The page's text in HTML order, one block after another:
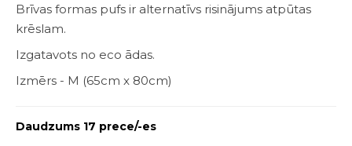
Brīvas formas pufs ir alternatīvs risinājums atpūtas
krēslam.
Izgatavots no eco ādas.
Izmērs - M (65cm x 80cm)
Daudzums 17 prece/-es